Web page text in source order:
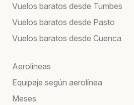
Vuelos baratos desde Tumbes
Vuelos baratos desde Pasto
Vuelos baratos desde Cuenca
Aerolíneas
Equipaje según aerolínea
Meses